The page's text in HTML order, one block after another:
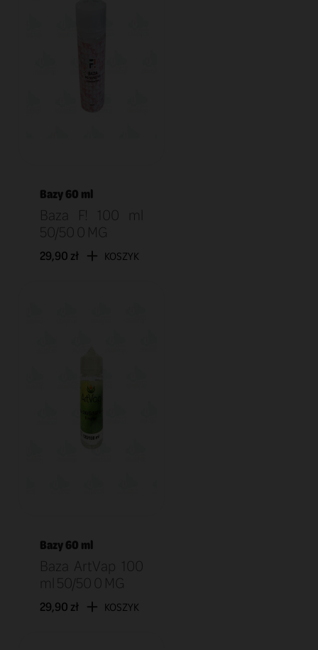
Bazy 60 ml
Baza F! 100 ml
50/50 0 MG
29,90 zł KOSZYK
Bazy 60 ml
Baza ArtVap 100
ml 50/50 0 MG
29,90 zł KOSZYK